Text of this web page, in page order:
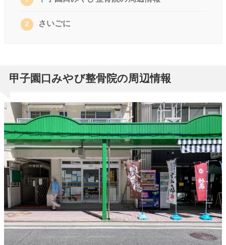
2 さいごに
甲子園口みやび整骨院の周辺情報